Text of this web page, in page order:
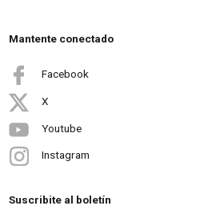
Mantente conectado
Facebook
X
Youtube
Instagram
Suscribite al boletín